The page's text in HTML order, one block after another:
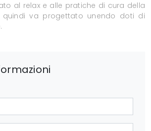
al relax e alle pratiche di cura della
quindi va progettato unendo doti di